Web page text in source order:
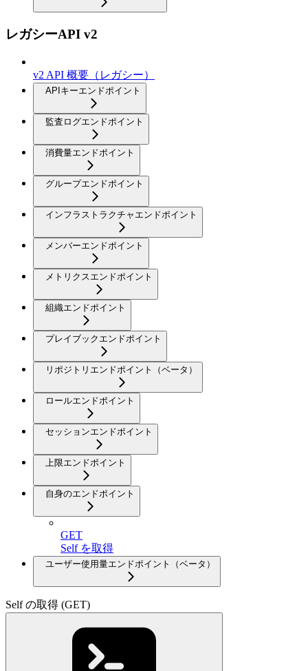
レガシーAPI v2
v2 API 概要（レガシー）
APIキーエンドポイント
監査ログエンドポイント
消費量エンドポイント
グループエンドポイント
インフラストラクチャエンドポイント
メンバーエンドポイント
メトリクスエンドポイント
組織エンドポイント
プレイブックエンドポイント
リポジトリエンドポイント（ベータ）
ロールエンドポイント
セッションエンドポイント
上限エンドポイント
自身のエンドポイント
GET
Self を取得
ユーザー使用量エンドポイント（ベータ）
Self の取得 (GET)